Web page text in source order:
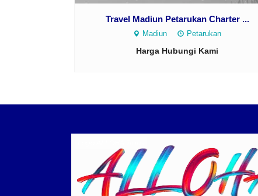
Travel Madiun Petarukan Charter ...
Madiun Petarukan
Harga Hubungi Kami